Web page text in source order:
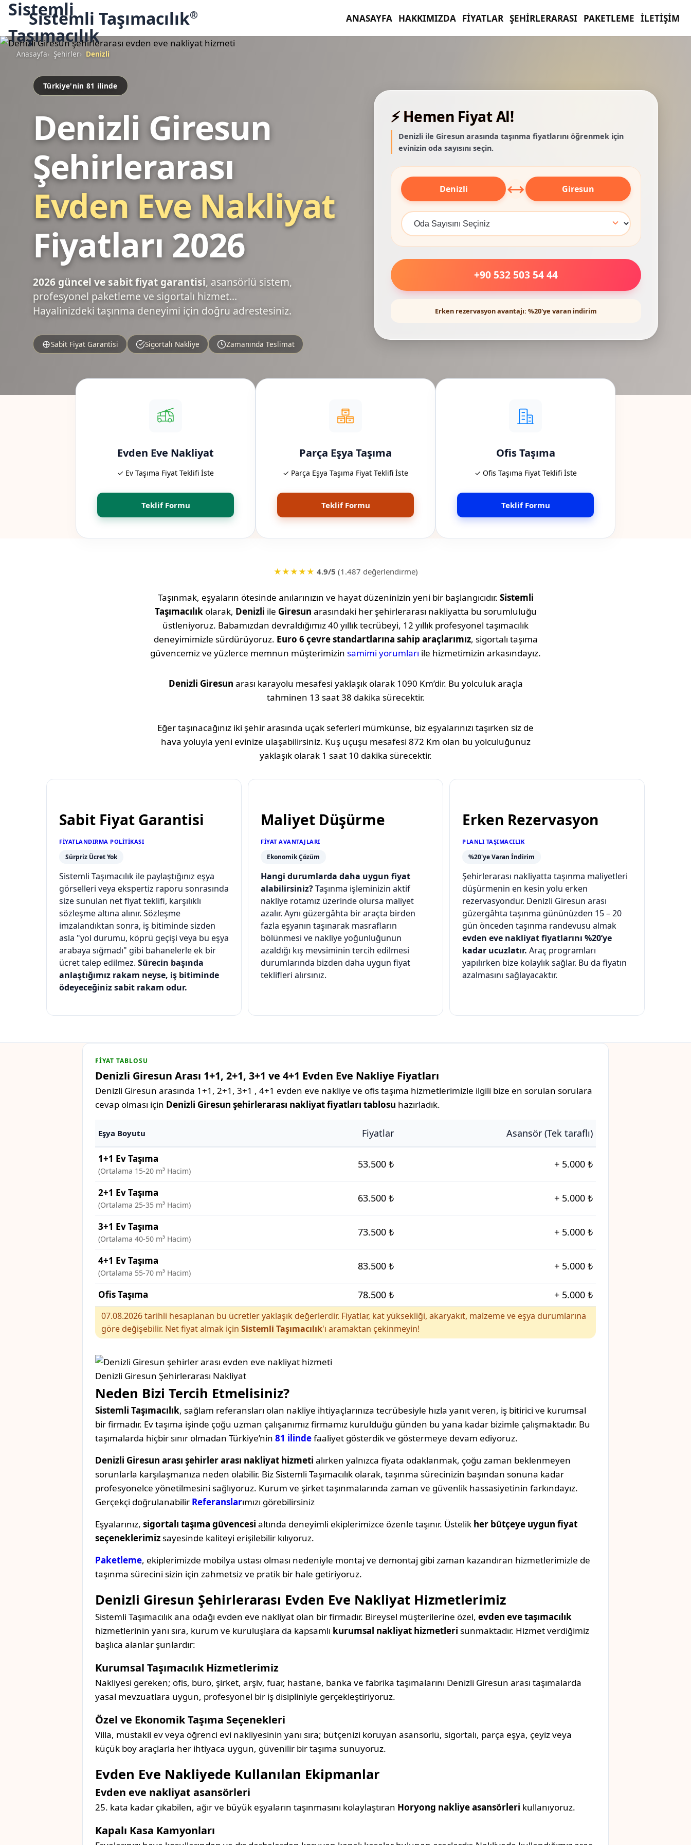
Sistemli Taşımacılık® ANASAYFA HAKKIMIZDA FIYATLAR ŞEHIRLERARASI PAKETLEME İLETIŞIM
Anasayfa Şehirler Denizli
Türkiye'nin 81 ilinde
Denizli Giresun
Şehirlerarası
Evden Eve Nakliyat
Fiyatları 2026
2026 güncel ve sabit fiyat garantisi, asansörlü sistem,
profesyonel paketleme ve sigortalı hizmet...
Hayalinizdeki taşınma deneyimi için doğru adrestesiniz.
Sabit Fiyat Garantisi Sigortalı Nakliye Zamanında Teslimat
⚡ Hemen Fiyat Al!
Denizli ile Giresun arasında taşınma fiyatlarını öğrenmek için
evinizin oda sayısını seçin.
Denizli ⟷ Giresun
+90 532 503 54 44
Erken rezervasyon avantajı: %20'ye varan indirim
Evden Eve Nakliyat
✓ Ev Taşıma Fiyat Teklifi İste
Teklif Formu
Parça Eşya Taşıma
✓ Parça Eşya Taşıma Fiyat Teklifi İste
Teklif Formu
Ofis Taşıma
✓ Ofis Taşıma Fiyat Teklifi İste
Teklif Formu
★★★★★ 4.9/5 (1.487 değerlendirme)
Taşınmak, eşyaların ötesinde anılarınızın ve hayat düzeninizin yeni bir başlangıcıdır. Sistemli
Taşımacılıkolarak, Denizli ile Giresun arasındaki her şehirlerarası nakliyatta bu sorumluluğu
üstleniyoruz. Babamızdan devraldığımız 40 yıllık tecrübeyi, 12 yıllık profesyonel taşımacılık
deneyimimizle sürdürüyoruz. Euro 6 çevre standartlarına sahip araçlarımız, sigortalı taşıma
güvencemiz ve yüzlerce memnun müşterimizin samimi yorumları ile hizmetimizin arkasındayız.
Denizli Giresun arası karayolu mesafesi yaklaşık olarak 1090 Km’dir. Bu yolculuk araçla
tahminen 13 saat 38 dakika sürecektir.
Eğer taşınacağınız iki şehir arasında uçak seferleri mümkünse, biz eşyalarınızı taşırken siz de
hava yoluyla yeni evinize ulaşabilirsiniz. Kuş uçuşu mesafesi 872 Km olan bu yolculuğunuz
yaklaşık olarak 1 saat 10 dakika sürecektir.
Sabit Fiyat Garantisi
FIYATLANDIRMA POLITIKASI
Sürpriz Ücret Yok
Sistemli Taşımacılık ile paylaştığınız eşya
görselleri veya ekspertiz raporu sonrasında
size sunulan net fiyat teklifi, karşılıklı
sözleşme altına alınır. Sözleşme
imzalandıktan sonra, iş bitiminde sizden
asla "yol durumu, köprü geçişi veya bu eşya
arabaya sığmadı" gibi bahanelerle ek bir
ücret talep edilmez. Sürecin başında
anlaştığımız rakam neyse, iş bitiminde
ödeyeceğiniz sabit rakam odur.
Maliyet Düşürme
FIYAT AVANTAJLARI
Ekonomik Çözüm
Hangi durumlarda daha uygun fiyat
alabilirsiniz?Taşınma işleminizin aktif
nakliye rotamız üzerinde olursa maliyet
azalır. Aynı güzergâhta bir araçta birden
fazla eşyanın taşınarak masrafların
bölünmesi ve nakliye yoğunluğunun
azaldığı kış mevsiminin tercih edilmesi
durumlarında bizden daha uygun fiyat
teklifleri alırsınız.
Erken Rezervasyon
PLANLI TAŞIMACILIK
%20'ye Varan İndirim
Şehirlerarası nakliyatta taşınma maliyetleri
düşürmenin en kesin yolu erken
rezervasyondur. Denizli Giresun arası
güzergâhta taşınma gününüzden 15 – 20
gün önceden taşınma randevusu almak
evden eve nakliyat fiyatlarını %20’ye
kadar ucuzlatır. Araç programları
yapılırken bize kolaylık sağlar. Bu da fiyatın
azalmasını sağlayacaktır.
FIYAT TABLOSU
Denizli Giresun Arası 1+1, 2+1, 3+1 ve 4+1 Evden Eve Nakliye Fiyatları
Denizli Giresun arasında 1+1, 2+1, 3+1 , 4+1 evden eve nakliye ve ofis taşıma hizmetlerimizle ilgili bize en sorulan sorulara
cevap olması için Denizli Giresun şehirlerarası nakliyat fiyatları tablosu hazırladık.
Eşya Boyutu Fiyatlar Asansör (Tek taraflı)
1+1 Ev Taşıma
(Ortalama 15-20 m³ Hacim)
53.500 ₺ + 5.000 ₺
2+1 Ev Taşıma
(Ortalama 25-35 m³ Hacim)
63.500 ₺ + 5.000 ₺
3+1 Ev Taşıma
(Ortalama 40-50 m³ Hacim)
73.500 ₺ + 5.000 ₺
4+1 Ev Taşıma
(Ortalama 55-70 m³ Hacim)
83.500 ₺ + 5.000 ₺
Ofis Taşıma 78.500 ₺ + 5.000 ₺
07.08.2026 tarihli hesaplanan bu ücretler yaklaşık değerlerdir. Fiyatlar, kat yüksekliği, akaryakıt, malzeme ve eşya durumlarına
göre değişebilir. Net fiyat almak için Sistemli Taşımacılık'ı aramaktan çekinmeyin!
Denizli Giresun Şehirlerarası Nakliyat
Neden Bizi Tercih Etmelisiniz?
Sistemli Taşımacılık, sağlam referansları olan nakliye ihtiyaçlarınıza tecrübesiyle hızla yanıt veren, iş bitirici ve kurumsal
bir firmadır. Ev taşıma işinde çoğu uzman çalışanımız firmamız kurulduğu günden bu yana kadar bizimle çalışmaktadır. Bu
taşımalarda hiçbir sınır olmadan Türkiye’nin 81 ilindefaaliyet gösterdik ve göstermeye devam ediyoruz.
Denizli Giresun arası şehirler arası nakliyat hizmeti alırken yalnızca fiyata odaklanmak, çoğu zaman beklenmeyen
sorunlarla karşılaşmanıza neden olabilir. Biz Sistemli Taşımacılık olarak, taşınma sürecinizin başından sonuna kadar
profesyonelce yönetilmesini sağlıyoruz. Kurum ve şirket taşınmalarında zaman ve güvenlik hassasiyetinin farkındayız.
Gerçekçi doğrulanabilir Referanslarımızı görebilirsiniz
Eşyalarınız, sigortalı taşıma güvencesi altında deneyimli ekiplerimizce özenle taşınır. Üstelik her bütçeye uygun fiyat
seçeneklerimizsayesinde kaliteyi erişilebilir kılıyoruz.
Paketleme, ekiplerimizde mobilya ustası olması nedeniyle montaj ve demontaj gibi zaman kazandıran hizmetlerimizle de
taşınma sürecini sizin için zahmetsiz ve pratik bir hale getiriyoruz.
Denizli Giresun Şehirlerarası Evden Eve Nakliyat Hizmetlerimiz
Sistemli Taşımacılık ana odağı evden eve nakliyat olan bir firmadır. Bireysel müşterilerine özel, evden eve taşımacılık
hizmetlerinin yanı sıra, kurum ve kuruluşlara da kapsamlı kurumsal nakliyat hizmetleri sunmaktadır. Hizmet verdiğimiz
başlıca alanlar şunlardır:
Kurumsal Taşımacılık Hizmetlerimiz
Nakliyesi gereken; ofis, büro, şirket, arşiv, fuar, hastane, banka ve fabrika taşımalarını Denizli Giresun arası taşımalarda
yasal mevzuatlara uygun, profesyonel bir iş disipliniyle gerçekleştiriyoruz.
Özel ve Ekonomik Taşıma Seçenekleri
Villa, müstakil ev veya öğrenci evi nakliyesinin yanı sıra; bütçenizi koruyan asansörlü, sigortalı, parça eşya, çeyiz veya
küçük boy araçlarla her ihtiyaca uygun, güvenilir bir taşıma sunuyoruz.
Evden Eve Nakliyede Kullanılan Ekipmanlar
Evden eve nakliyat asansörleri
25. kata kadar çıkabilen, ağır ve büyük eşyaların taşınmasını kolaylaştıran Horyong nakliye asansörleri kullanıyoruz.
Kapalı Kasa Kamyonları